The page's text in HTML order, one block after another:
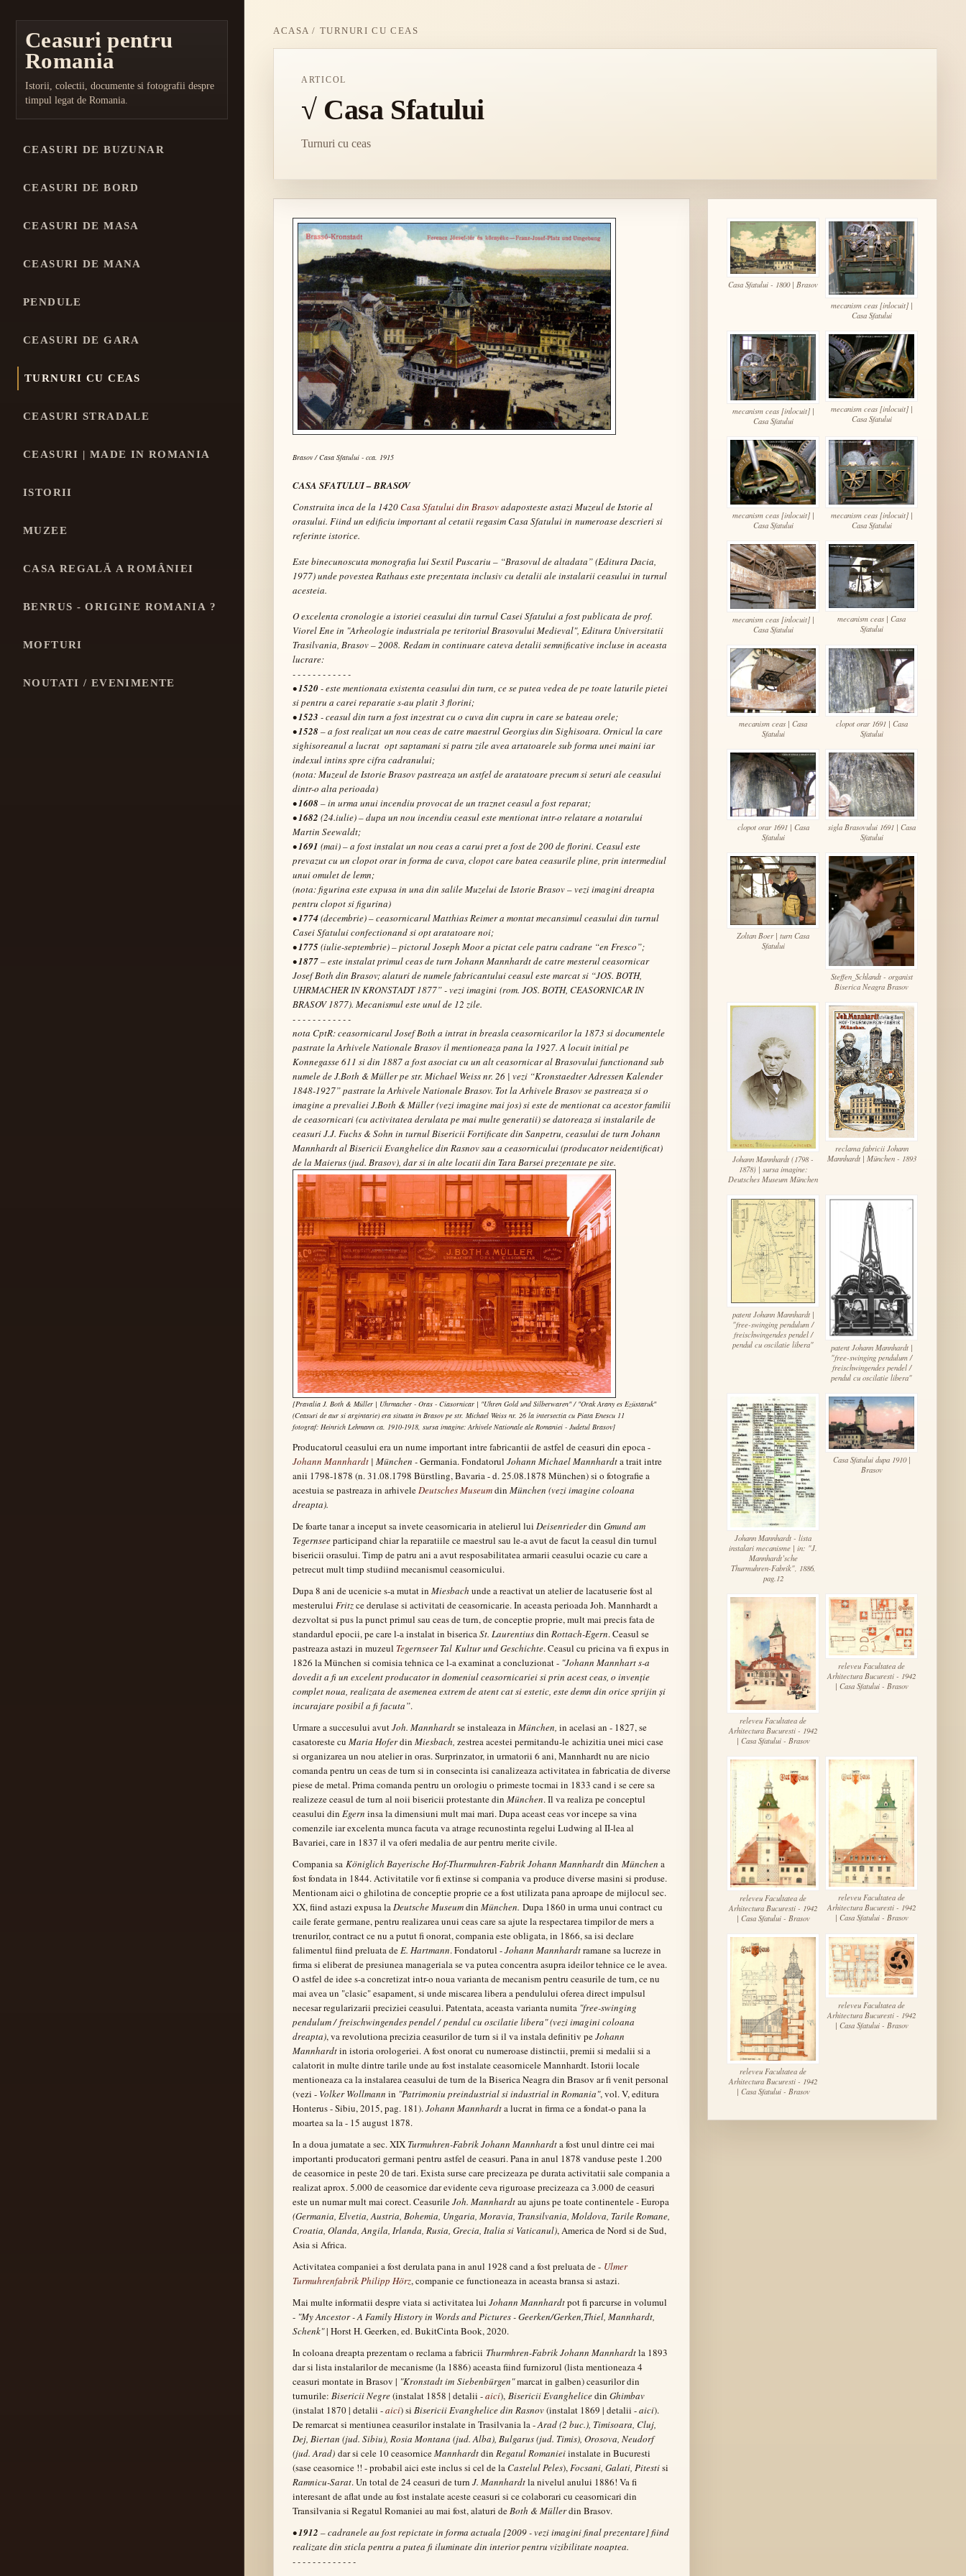
Ceasuri pentru
Romania
Istorii, colectii, documente si fotografii despre
timpul legat de Romania.
CEASURI DE BUZUNAR
CEASURI DE BORD
CEASURI DE MASA
CEASURI DE MANA
PENDULE
CEASURI DE GARA
TURNURI CU CEAS
CEASURI STRADALE
CEASURI | MADE IN ROMANIA
ISTORII
MUZEE
CASA REGALĂ A ROMÂNIEI
BENRUS - ORIGINE ROMANIA ?
MOFTURI
NOUTATI / EVENIMENTE
ACASA / TURNURI CU CEAS
ARTICOL
√ Casa Sfatului
Turnuri cu ceas
Brasov/ Casa Sfatului - cca. 1915
CASA SFATULUI – BRASOV
Construita inca de la 1420Casa Sfatului din Brasovadaposteste astazi Muzeul de Istorie al
orasului. Fiind un edificiu important alcetatiiregasimCasa Sfatuluiin numeroase descrieri si
referinte istorice.
Este binecunoscuta monografia luiSextil Puscariu – “Brasovul de altadata” (Editura Dacia,
1977)unde povestea Rathauseste prezentata inclusiv cu detalii ale instalarii ceasului in turnul
acesteia.
O excelenta cronologie a istoriei ceasului din turnulCasei Sfatuluia fost publicata deprof.
Viorel Enein "Arheologie industriala pe teritoriul Brasovului Medieval", Editura Universitatii
Trasilvania, Brasov – 2008. Redam in continuare cateva detalii semnificative incluse in aceasta
lucrare:
- - - - - - - - - - - -
•1520- este mentionata existenta ceasului din turn, ce se putea vedea de pe toate laturile pietei
si pentru a carei reparatie s-au platit 3 florini;
•1523 - ceasul din turn a fost inzestrat cu o cuva din cupru in care se bateau orele;
•1528 – a fost realizat un nou ceas de catre maestrul Georgius din Sighisoara. Ornicul la care
sighisoreanul a lucrat opt saptamani si patru zile avea artatoarele sub forma unei maini iar
indexul intins spre cifra cadranului;
(nota: Muzeul de Istorie Brasov pastreaza un astfel de aratatoare precum si seturi ale ceasului
dintr-o alta perioada)
•1608 – in urma unui incendiu provocat de un traznet ceasul a fost reparat;
•1682 (24.iulie) – dupa un nou incendiu ceasul este mentionat intr-o relatare a notarului
Martin Seewaldt;
•1691 (mai) – a fost instalat un nou ceas a carui pret a fost de 200 de florini. Ceasul este
prevazut cu un clopot orar in forma de cuva, clopot care batea ceasurile pline, prin intermediul
unui omulet de lemn;
(nota: figurina este expusa in una din salile Muzelui de Istorie Brasov – vezi imagini dreapta
pentru clopot si figurina)
•1774(decembrie) – ceasornicarul Matthias Reimer a montat mecansimul ceasului din turnul
Casei Sfatului confectionand si opt aratatoare noi;
•1775(iulie-septembrie) – pictorul Joseph Moor a pictat cele patru cadrane “en Fresco”;
•1877– este instalat primul ceas de turn Johann Mannhardt de catre mesterul ceasornicar
Josef Both din Brasov; alaturi de numele fabricantului ceasul este marcat si “JOS. BOTH,
UHRMACHER IN KRONSTADT 1877” - vezi imagini (rom. JOS. BOTH, CEASORNICAR IN
BRASOV 1877). Mecanismul este unul de 12 zile.
- - - - - - - - - - - -
nota CptR:ceasornicarul Josef Both a intrat in breasla ceasornicarilor la 1873 si documentele
pastrate la Arhivele Nationale Brasov il mentioneaza pana la 1927. A locuit initial pe
Konnegasse 611 si din 1887 a fost asociat cu un alt ceasornicar al Brasovului functionand sub
numele de J.Both & Müller pe str. Michael Weiss nr. 26 | vezi “Kronstaedter Adressen Kalender
1848-1927” pastrate la Arhivele Nationale Brasov. Tot la Arhivele Brasov se pastreaza si o
imagine a prevaliei J.Both & Müller (vezi imagine mai jos) si este de mentionat ca acestor familii
de ceasornicari (cu activitatea derulata pe mai multe generatii) se datoreaza si instalarile de
ceasuri J.J. Fuchs & Sohn in turnul Bisericii Fortificate din Sanpetru, ceasului de turn Johann
Mannhardt al Bisericii Evanghelice din Rasnov sau a ceasornicului (producator neidentificat)
de la Maierus (jud. Brasov), dar si in alte locatii din Tara Barsei prezentate pe site.
[Pravalia J. Both & Müller | Uhrmacher - Oras - Ciasornicar | "Uhren Gold und Silberwaren" / "Orak Arany es Ezüstaruk"
(Ceasuri de aur si argintarie) era situata in Brasov pe str. Michael Weiss nr. 26 la intersectia cu Piata Enescu 11
fotograf: Heinrich Lehmann ca. 1910-1918, sursa imagine: Arhivele Nationale ale Romaniei - Judetul Brasov]
Producatorul ceasului era un nume important intre fabricantii de astfel de ceasuri din epoca -
Johann Mannhardt | München -Germania. Fondatorul Johann Michael Mannhardta trait intre
anii 1798-1878 (n. 31.08.1798 Bürstling, Bavaria - d. 25.08.1878 München) si o fotografie a
acestuia se pastreaza in arhiveleDeutsches Museumdin München (vezi imagine coloana
dreapta).
De foarte tanar a inceput sa invete ceasornicaria in atelierul lui Deisenriederdin Gmund am
Tegernseeparticipand chiar la reparatiile ce maestrul sau le-a avut de facut la ceasul din turnul
bisericii orasului. Timp de patru ani a avut resposabilitatea armarii ceasului ocazie cu care a
petrecut mult timp studiind mecanismul ceasornicului.
Dupa 8 ani de ucenicie s-a mutat in Miesbach unde a reactivat un atelier de lacatuserie fost al
mesterului Fritzce derulase si activitati de ceasornicarie. In aceasta perioada Joh. Mannhardt a
dezvoltat si pus la punct primul sau ceas de turn, de conceptie proprie, mult mai precis fata de
standardul epocii, pe care l-a instalat in bisericaSt. Laurentiusdin Rottach-Egern. Ceasul se
pastreaza astazi in muzeul Tegernseer Tal Kultur und Geschichte. Ceasul cu pricina va fi expus in
1826 la München si comisia tehnica ce l-a examinat a concluzionat - "Johann Mannhart s-a
dovedit a fi un excelent producator in domeniul ceasornicariei si prin acest ceas, o invenție
complet noua, realizata de asemenea extrem de atent cat si estetic, este demn din orice sprijin și
incurajare posibil a fi facuta”.
Urmare a succesului avutJoh. Mannhardtse instaleaza in München, in acelasi an - 1827, se
casatoreste cu Maria Hoferdin Miesbach, zestrea acestei permitandu-le achizitia unei mici case
si organizarea un nou atelier in oras. Surprinzator, in urmatorii 6 ani, Mannhardt nu are nicio
comanda pentru un ceas de turn si in consecinta isi canalizeaza activitatea in fabricatia de diverse
piese de metal. Prima comanda pentru un orologiu o primeste tocmai in 1833 cand i se cere sa
realizeze ceasul de turn al noii bisericii protestante din München. Il va realiza pe conceptul
ceasului din Egern insa la dimensiuni mult mai mari. Dupa aceast ceas vor incepe sa vina
comenzile iar excelenta munca facuta va atrage recunostinta regelui Ludwing al II-lea al
Bavariei, care in 1837 il va oferi medalia de aur pentru merite civile.
Compania sa Königlich Bayerische Hof-Thurmuhren-Fabrik Johann Mannhardtdin München a
fost fondata in 1844. Activitatile vor fi extinse si compania va produce diverse masini si produse.
Mentionam aici o ghilotina de conceptie proprie ce a fost utilizata pana aproape de mijlocul sec.
XX, fiind astazi expusa laDeutsche Museumdin München. Dupa 1860 in urma unui contract cu
caile ferate germane, pentru realizarea unui ceas care sa ajute la respectarea timpilor de mers a
trenurilor, contract ce nu a putut fi onorat, compania este obligata, in 1866, sa isi declare
falimentul fiind preluata deE. Hartmann. Fondatorul -Johann Mannhardtramane sa lucreze in
firma si eliberat de presiunea manageriala se va putea concentra asupra ideilor tehnice ce le avea.
O astfel de idee s-a concretizat intr-o noua varianta de mecanism pentru ceasurile de turn, ce nu
mai avea un "clasic" esapament, si unde miscarea libera a pendulului oferea direct impulsul
necesar regularizarii preciziei ceasului. Patentata, aceasta varianta numita "free-swinging
pendulum / freischwingendes pendel / pendul cu oscilatie libera" (vezi imagini coloana
dreapta), va revolutiona precizia ceasurilor de turn si il va instala definitiv peJohann
Mannhardtin istoria orologeriei. A fost onorat cu numeroase distinctii, premii si medalii si a
calatorit in multe dintre tarile unde au fost instalate ceasornicele Mannhardt. Istorii locale
mentioneaza ca la instalarea ceasului de turn de la Biserica Neagra din Brasov ar fi venit personal
(vezi - Volker Wollmann in "Patrimoniu preindustrial si industrial in Romania", vol. V, editura
Honterus - Sibiu, 2015, pag. 181).Johann Mannhardta lucrat in firma ce a fondat-o pana la
moartea sa la - 15 august 1878.
In a doua jumatate a sec. XIX Turmuhren-Fabrik Johann Mannhardta fost unul dintre cei mai
importanti producatori germani pentru astfel de ceasuri. Pana in anul 1878 vanduse peste 1.200
de ceasornice in peste 20 de tari. Exista surse care precizeaza pe durata activitatii sale compania a
realizat aprox. 5.000 de ceasornice dar evidente ceva riguroase precizeaza ca 3.000 de ceasuri
este un numar mult mai corect. CeasurileJoh. Mannhardtau ajuns pe toate continentele - Europa
(Germania, Elvetia, Austria, Bohemia, Ungaria, Moravia, Transilvania, Moldova, Tarile Romane,
Croatia, Olanda, Angila, Irlanda, Rusia, Grecia, Italia si Vaticanul), America de Nord si de Sud,
Asia si Africa.
Activitatea companiei a fost derulata pana in anul 1928 cand a fost preluata de - Ulmer
Turmuhrenfabrik Philipp Hörz, companie ce functioneaza in aceasta bransa si astazi.
Mai multe informatii despre viata si activitatea lui Johann Mannhardtpot fi parcurse in volumul
- "My Ancestor - A Family History in Words and Pictures - Geerken/Gerken,Thiel, Mannhardt,
Schenk"| Horst H. Geerken, ed. BukitCinta Book, 2020.
In coloana dreapta prezentam o reclama a fabricii Thurmhren-Fabrik Johann Mannhardtla 1893
dar si lista instalarilor de mecanisme (la 1886) aceasta fiind furnizorul (lista mentioneaza 4
ceasuri montate in Brasov | "Kronstadt im Siebenbürgen"marcat in galben) ceasurilor din
turnurile: Bisericii Negre(instalat 1858 | detalii -aici), Bisericii Evanghelicedin Ghimbav
(instalat 1870 | detalii -aici) si Bisericii Evanghelice din Rasnov(instalat 1869 | detalii -aici).
De remarcat si mentiunea ceasurilor instalate in Trasilvania la -Arad (2 buc.), Timisoara, Cluj,
Dej, Biertan (jud. Sibiu), Rosia Montana (jud. Alba), Bulgarus (jud. Timis), Orosova, Neudorf
(jud. Arad) dar si cele 10 ceasorniceMannhardtdin Regatul Romanieiinstalate in Bucuresti
(sase ceasornice !! - probabil aici este inclus si cel de laCastelul Peles),Focsani, Galati, Pitestisi
Ramnicu-Sarat. Un total de 24 ceasuri de turn J. Mannhardtla nivelul anului 1886! Va fi
interesant de aflat unde au fost instalate aceste ceasuri si ce colaborari cu ceasornicari din
Transilvania si Regatul Romaniei au mai fost, alaturi deBoth & Müllerdin Brasov.
•1912 – cadranele au fost repictate in forma actuala [2009 - vezi imagini final prezentare] fiind
realizate din sticla pentru a putea fi iluminate din interior pentru vizibilitate noaptea.
- - - - - - - - - - - - -
Casa Sfatului - 1800 | Brasov
mecanism ceas [inlocuit] |
Casa Sfatului
mecanism ceas [inlocuit] |
Casa Sfatului
mecanism ceas [inlocuit] |
Casa Sfatului
mecanism ceas [inlocuit] |
Casa Sfatului
mecanism ceas [inlocuit] |
Casa Sfatului
mecanism ceas [inlocuit] |
Casa Sfatului
mecanism ceas | Casa
Sfatului
mecanism ceas | Casa
Sfatului
clopot orar 1691 | Casa
Sfatului
clopot orar 1691 | Casa
Sfatului
sigla Brasovului 1691 | Casa
Sfatului
Zoltan Boer | turn Casa
Sfatului
Steffen_Schlandt - organist
Biserica Neagra Brasov
Johann Mannhardt (1798 -
1878) | sursa imagine:
Deutsches Museum München
reclama fabricii Johann
Mannhardt | München - 1893
patent Johann Mannhardt |
"free-swinging pendulum /
freischwingendes pendel /
pendul cu oscilatie libera"
patent Johann Mannhardt |
"free-swinging pendulum /
freischwingendes pendel /
pendul cu oscilatie libera"
Johann Mannhardt - lista
instalari mecanisme | in: "J.
Mannhardt’sche
Thurmuhren-Fabrik", 1886,
pag.12
Casa Sfatului dupa 1910 |
Brasov
releveu Facultatea de
Arhitectura Bucuresti - 1942
| Casa Sfatului - Brasov
releveu Facultatea de
Arhitectura Bucuresti - 1942
| Casa Sfatului - Brasov
releveu Facultatea de
Arhitectura Bucuresti - 1942
| Casa Sfatului - Brasov
releveu Facultatea de
Arhitectura Bucuresti - 1942
| Casa Sfatului - Brasov
releveu Facultatea de
Arhitectura Bucuresti - 1942
| Casa Sfatului - Brasov
releveu Facultatea de
Arhitectura Bucuresti - 1942
| Casa Sfatului - Brasov